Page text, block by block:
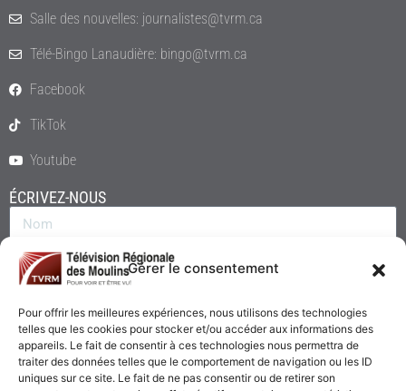
Gérer le consentement
Pour offrir les meilleures expériences, nous utilisons des technologies
telles que les cookies pour stocker et/ou accéder aux informations des
appareils. Le fait de consentir à ces technologies nous permettra de
traiter des données telles que le comportement de navigation ou les ID
uniques sur ce site. Le fait de ne pas consentir ou de retirer son
Salle des nouvelles: journalistes@tvrm.ca
Télé-Bingo Lanaudière: bingo@tvrm.ca
Facebook
TikTok
Youtube
ÉCRIVEZ-NOUS